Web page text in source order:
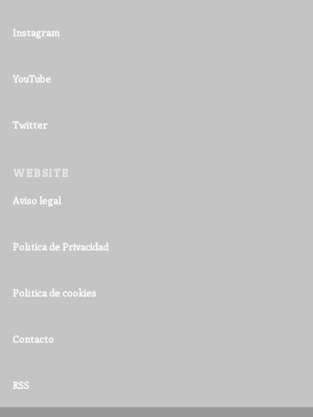
Instagram
YouTube
Twitter
WEBSITE
Aviso legal
Política de Privacidad
Política de cookies
Contacto
RSS